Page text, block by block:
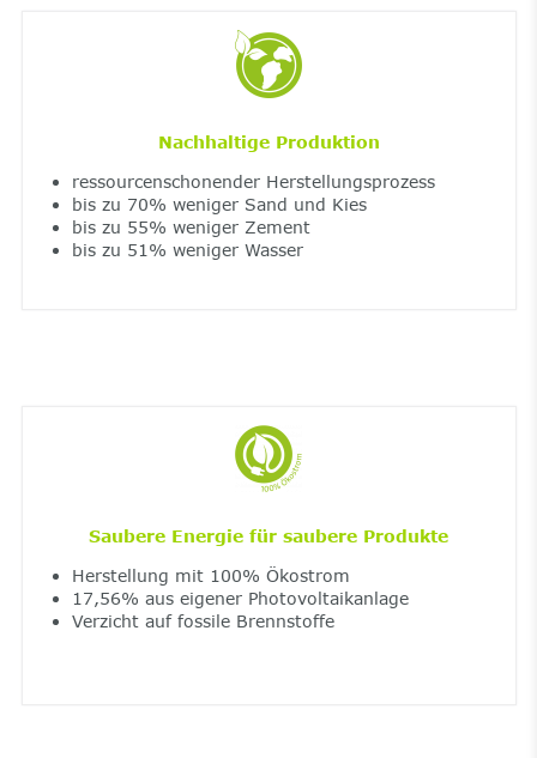
Nachhaltige Produktion
ressourcenschonender Herstellungsprozess
bis zu 70% weniger Sand und Kies
bis zu 55% weniger Zement
bis zu 51% weniger Wasser
Saubere Energie für saubere Produkte
Herstellung mit 100% Ökostrom
17,56% aus eigener Photovoltaikanlage
Verzicht auf fossile Brennstoffe